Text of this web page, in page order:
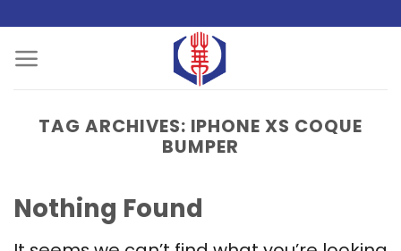
content
TAG ARCHIVES: IPHONE XS COQUE
BUMPER
Nothing Found